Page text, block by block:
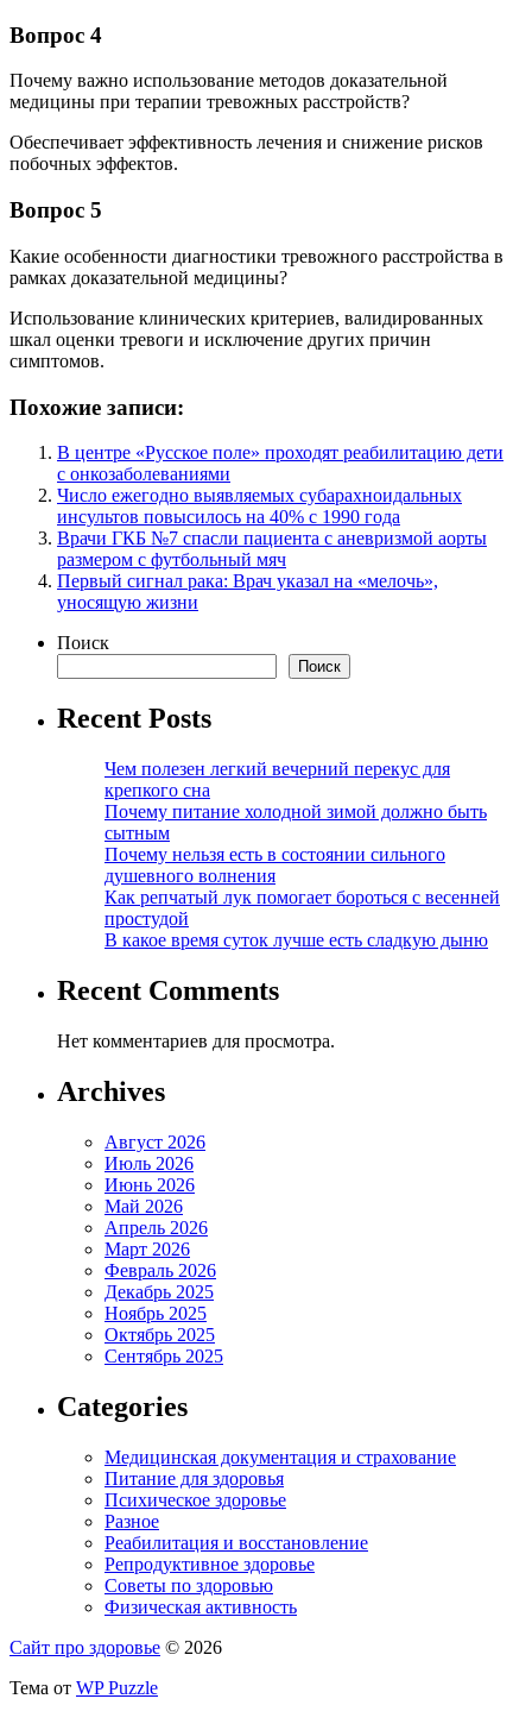
Вопрос 4
Почему важно использование методов доказательной
медицины при терапии тревожных расстройств?
Обеспечивает эффективность лечения и снижение рисков
побочных эффектов.
Вопрос 5
Какие особенности диагностики тревожного расстройства в
рамках доказательной медицины?
Использование клинических критериев, валидированных
шкал оценки тревоги и исключение других причин
симптомов.
Похожие записи:
В центре «Русское поле» проходят реабилитацию дети
с онкозаболеваниями
Число ежегодно выявляемых субарахноидальных
инсультов повысилось на 40% с 1990 года
Врачи ГКБ №7 спасли пациента с аневризмой аорты
размером с футбольный мяч
Первый сигнал рака: Врач указал на «мелочь»,
уносящую жизни
Поиск
Поиск
Recent Posts
Чем полезен легкий вечерний перекус для
крепкого сна
Почему питание холодной зимой должно быть
сытным
Почему нельзя есть в состоянии сильного
душевного волнения
Как репчатый лук помогает бороться с весенней
простудой
В какое время суток лучше есть сладкую дыню
Recent Comments
Нет комментариев для просмотра.
Archives
Август 2026
Июль 2026
Июнь 2026
Май 2026
Апрель 2026
Март 2026
Февраль 2026
Декабрь 2025
Ноябрь 2025
Октябрь 2025
Сентябрь 2025
Categories
Медицинская документация и страхование
Питание для здоровья
Психическое здоровье
Разное
Реабилитация и восстановление
Репродуктивное здоровье
Советы по здоровью
Физическая активность
Сайт про здоровье © 2026
Тема от WP Puzzle